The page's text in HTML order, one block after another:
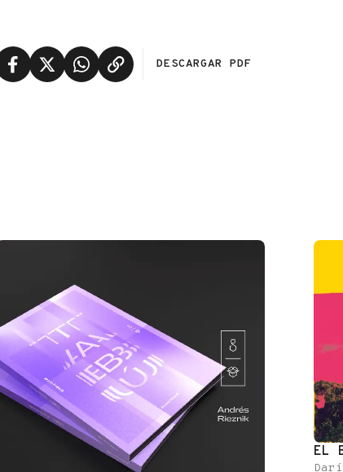
DESCARGAR PDF
EL